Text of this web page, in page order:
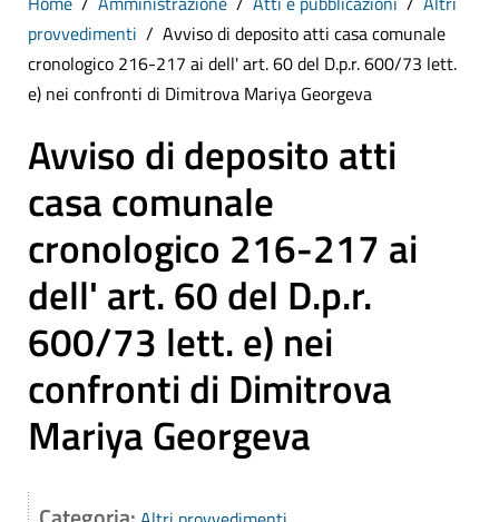
provvedimenti
Avviso di deposito atti casa comunale
cronologico 216-217 ai dell' art. 60 del D.p.r. 600/73 lett.
e) nei confronti di Dimitrova Mariya Georgeva
Avviso di deposito atti
casa comunale
cronologico 216-217 ai
dell' art. 60 del D.p.r.
600/73 lett. e) nei
confronti di Dimitrova
Mariya Georgeva